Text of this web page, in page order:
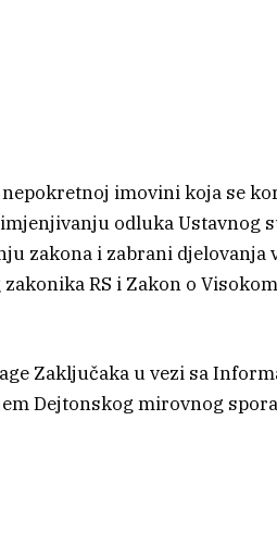
imovini koja se
odluka Ustavnog
zakona i zabrani djelovanja
RS i Zakon o
Zaključaka u vezi sa
Dejtonskog mirovnog